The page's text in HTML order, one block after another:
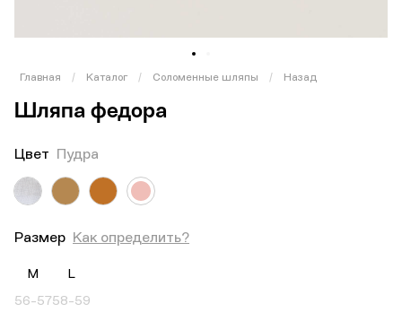
Главная / Каталог / Соломенные шляпы / Назад
Шляпа федора
Цвет Пудра
Размер Как определить?
M
56-57
L
58-59